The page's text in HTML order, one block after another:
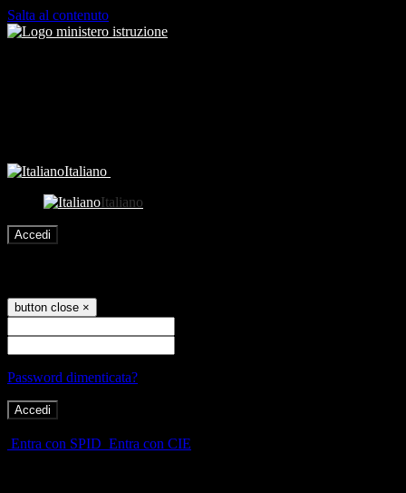
Salta al contenuto
Italiano
Italiano
Accedi
button close ×
Password dimenticata?
Entra con SPID Entra con CIE